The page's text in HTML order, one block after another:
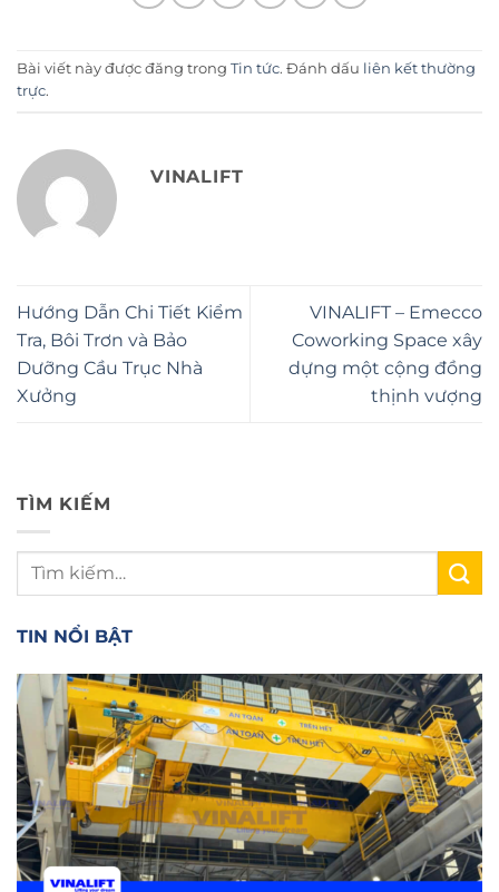
Bài viết này được đăng trong Tin tức. Đánh dấu liên kết thường
trực.
VINALIFT
Hướng Dẫn Chi Tiết Kiểm
Tra, Bôi Trơn và Bảo
Dưỡng Cầu Trục Nhà
Xưởng
VINALIFT – Emecco
Coworking Space xây
dựng một cộng đồng
thịnh vượng
TÌM KIẾM
TIN NỔI BẬT